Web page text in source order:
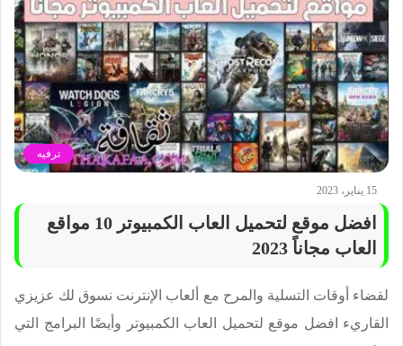
ترفيه
15 يناير، 2023
افضل موقع لتحميل العاب الكمبيوتر 10 مواقع
العاب مجاناً 2023
لقضاء أوقات التسلية والمرح مع ألعاب الإنترنت نسوق لك عزيزي
القاريء افضل موقع لتحميل العاب الكمبيوتر وأيضًا البرامج التي